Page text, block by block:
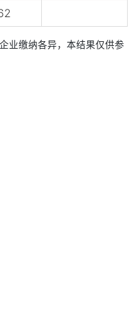
业缴纳各异，本结果仅供参